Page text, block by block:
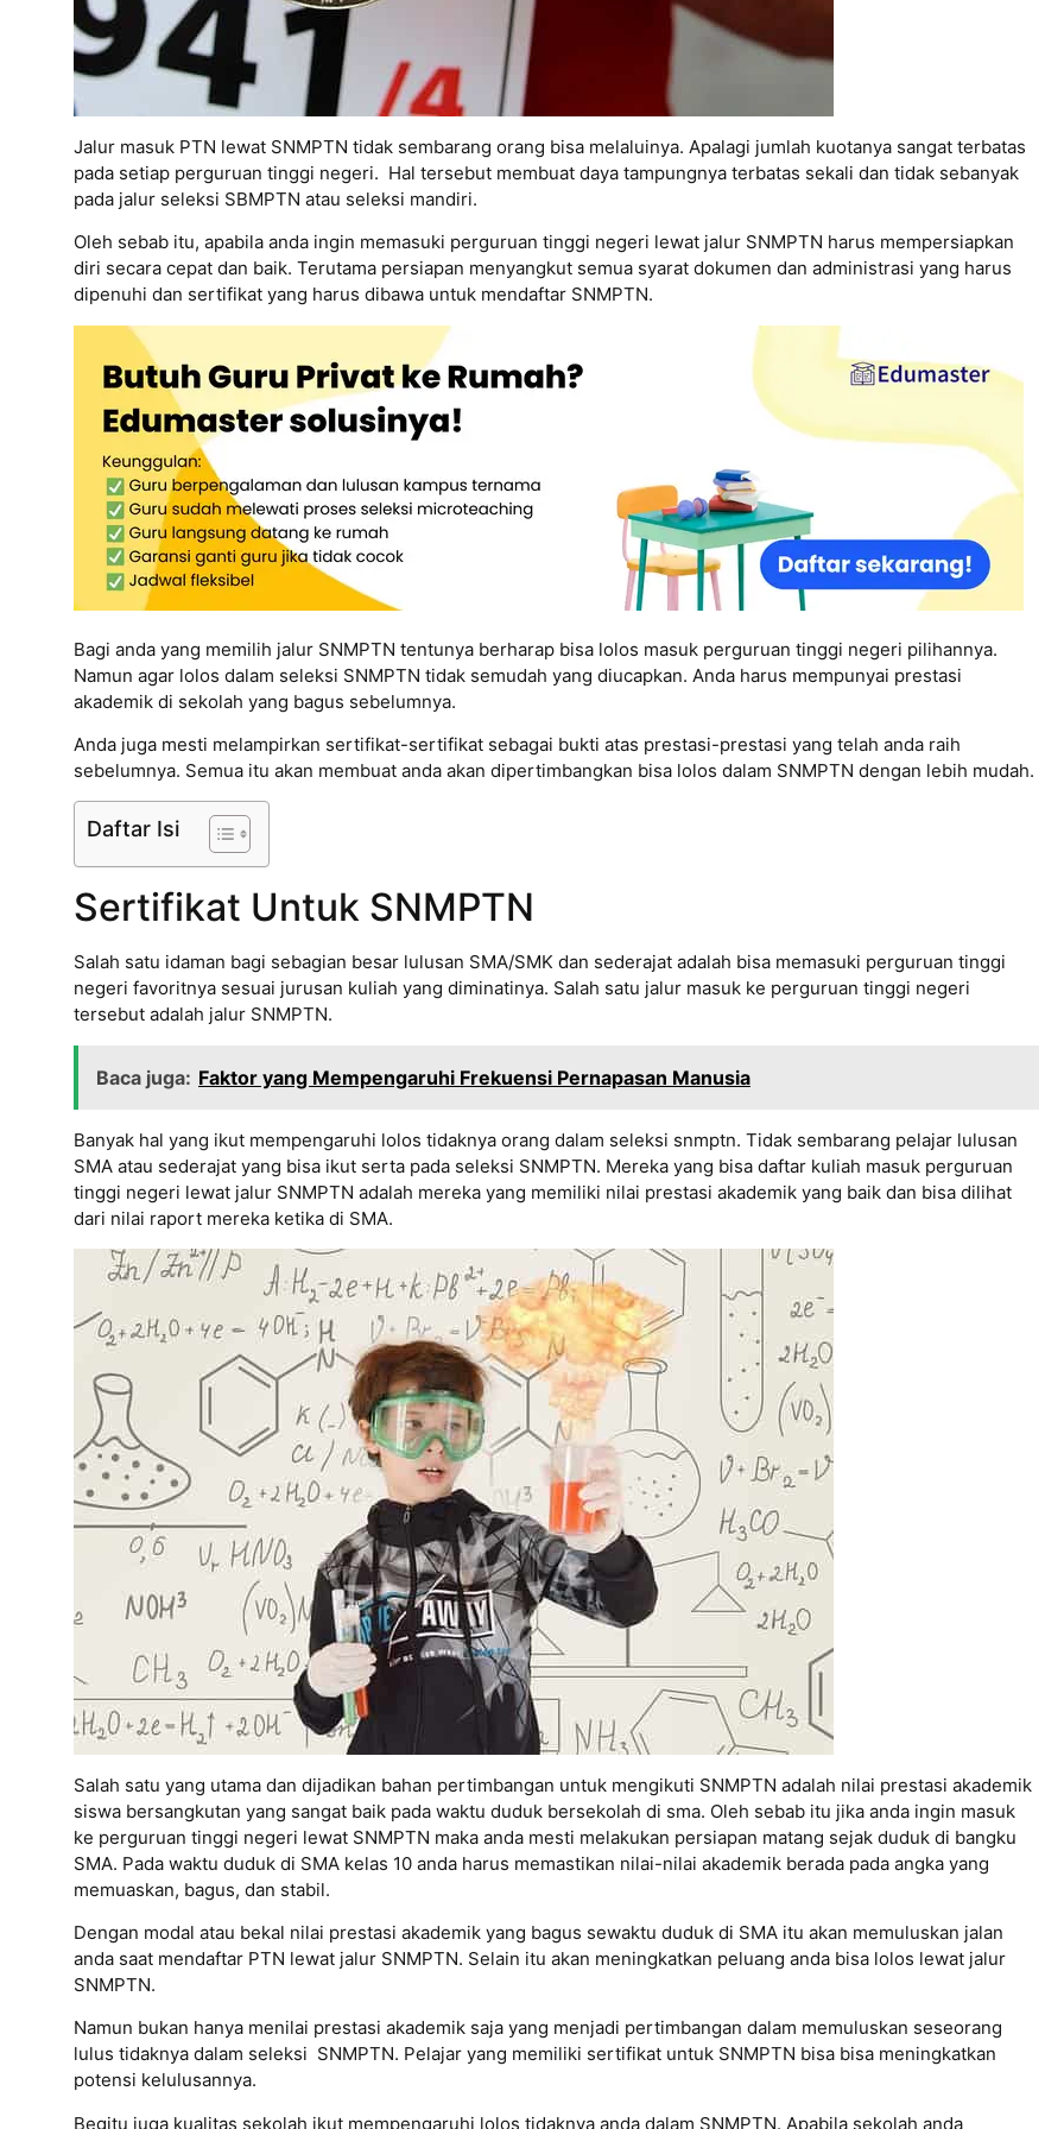
Jalur masuk PTN lewat SNMPTN tidak sembarang orang bisa melaluinya. Apalagi jumlah kuotanya sangat terbatas
pada setiap perguruan tinggi negeri. Hal tersebut membuat daya tampungnya terbatas sekali dan tidak sebanyak
pada jalur seleksi SBMPTN atau seleksi mandiri.
Oleh sebab itu, apabila anda ingin memasuki perguruan tinggi negeri lewat jalur SNMPTN harus mempersiapkan
diri secara cepat dan baik. Terutama persiapan menyangkut semua syarat dokumen dan administrasi yang harus
dipenuhi dan sertifikat yang harus dibawa untuk mendaftar SNMPTN.
Bagi anda yang memilih jalur SNMPTN tentunya berharap bisa lolos masuk perguruan tinggi negeri pilihannya.
Namun agar lolos dalam seleksi SNMPTN tidak semudah yang diucapkan. Anda harus mempunyai prestasi
akademik di sekolah yang bagus sebelumnya.
Anda juga mesti melampirkan sertifikat-sertifikat sebagai bukti atas prestasi-prestasi yang telah anda raih
sebelumnya. Semua itu akan membuat anda akan dipertimbangkan bisa lolos dalam SNMPTN dengan lebih mudah.
Daftar Isi
Sertifikat Untuk SNMPTN
Salah satu idaman bagi sebagian besar lulusan SMA/SMK dan sederajat adalah bisa memasuki perguruan tinggi
negeri favoritnya sesuai jurusan kuliah yang diminatinya. Salah satu jalur masuk ke perguruan tinggi negeri
tersebut adalah jalur SNMPTN.
Baca juga: Faktor yang Mempengaruhi Frekuensi Pernapasan Manusia
Banyak hal yang ikut mempengaruhi lolos tidaknya orang dalam seleksi snmptn. Tidak sembarang pelajar lulusan
SMA atau sederajat yang bisa ikut serta pada seleksi SNMPTN. Mereka yang bisa daftar kuliah masuk perguruan
tinggi negeri lewat jalur SNMPTN adalah mereka yang memiliki nilai prestasi akademik yang baik dan bisa dilihat
dari nilai raport mereka ketika di SMA.
Salah satu yang utama dan dijadikan bahan pertimbangan untuk mengikuti SNMPTN adalah nilai prestasi akademik
siswa bersangkutan yang sangat baik pada waktu duduk bersekolah di sma. Oleh sebab itu jika anda ingin masuk
ke perguruan tinggi negeri lewat SNMPTN maka anda mesti melakukan persiapan matang sejak duduk di bangku
SMA. Pada waktu duduk di SMA kelas 10 anda harus memastikan nilai-nilai akademik berada pada angka yang
memuaskan, bagus, dan stabil.
Dengan modal atau bekal nilai prestasi akademik yang bagus sewaktu duduk di SMA itu akan memuluskan jalan
anda saat mendaftar PTN lewat jalur SNMPTN. Selain itu akan meningkatkan peluang anda bisa lolos lewat jalur
SNMPTN.
Namun bukan hanya menilai prestasi akademik saja yang menjadi pertimbangan dalam memuluskan seseorang
lulus tidaknya dalam seleksi SNMPTN. Pelajar yang memiliki sertifikat untuk SNMPTN bisa bisa meningkatkan
potensi kelulusannya.
Begitu juga kualitas sekolah ikut mempengaruhi lolos tidaknya anda dalam SNMPTN. Apabila sekolah anda